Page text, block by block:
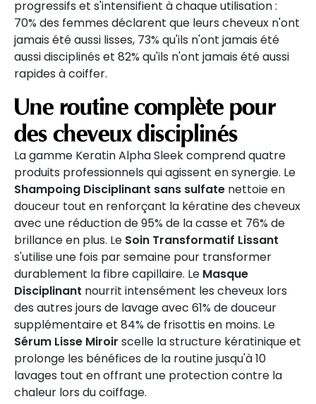
progressifs et s'intensifient à chaque utilisation :
70% des femmes déclarent que leurs cheveux n'ont
jamais été aussi lisses, 73% qu'ils n'ont jamais été
aussi disciplinés et 82% qu'ils n'ont jamais été aussi
rapides à coiffer.
Une routine complète pour
des cheveux disciplinés
La gamme Keratin Alpha Sleek comprend quatre
produits professionnels qui agissent en synergie. Le
Shampoing Disciplinant sans sulfate nettoie en
douceur tout en renforçant la kératine des cheveux
avec une réduction de 95% de la casse et 76% de
brillance en plus. Le Soin Transformatif Lissant
s'utilise une fois par semaine pour transformer
durablement la fibre capillaire. Le Masque
Disciplinant nourrit intensément les cheveux lors
des autres jours de lavage avec 61% de douceur
supplémentaire et 84% de frisottis en moins. Le
Sérum Lisse Miroir scelle la structure kératinique et
prolonge les bénéfices de la routine jusqu'à 10
lavages tout en offrant une protection contre la
chaleur lors du coiffage.